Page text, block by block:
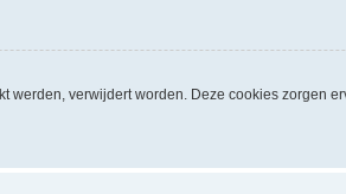
verwijdert worden. Deze cookies zorgen